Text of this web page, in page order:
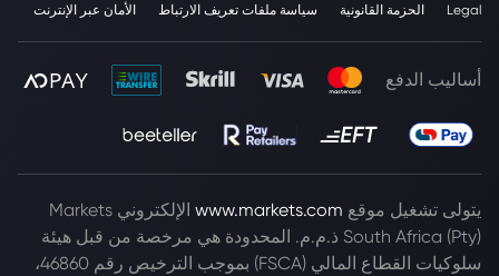
Legal الحزمة القانونية سياسة ملفات تعريف الارتباط الأمان عبر الإنترنت
أساليب الدفع
يتولى تشغيل موقع www.markets.com
الإلكتروني Markets
South Africa (Pty) ذ.م.م. المحدودة هي مرخصة من قبل هيئة
سلوكيات القطاع المالي (FSCA) بموجب الترخيص رقم 46860،